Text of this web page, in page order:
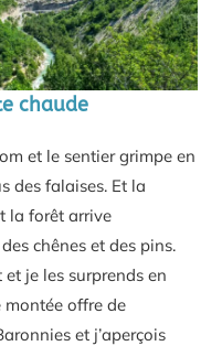
chaude
et le sentier grimpe en
des falaises. Et la
la forêt arrive
chênes et des pins.
et je les surprends en
montée offre de
et j’aperçois